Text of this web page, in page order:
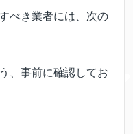
べき業者には、次の
、事前に確認してお